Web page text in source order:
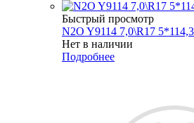
Быстрый просмотр
N2O Y9114 7,0\R17
Нет в наличии
Подробнее